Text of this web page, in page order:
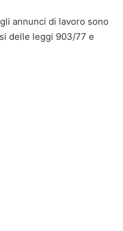
annunci di lavoro sono
delle leggi 903/77 e